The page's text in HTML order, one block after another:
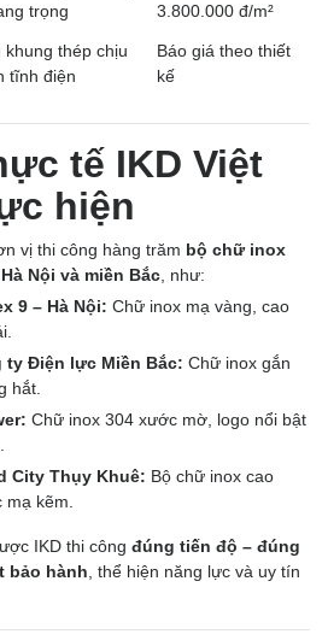
trọng
3.800.000 đ/m²
khung thép chịu
tĩnh điện
Báo giá theo thiết
kế
tế IKD Việt
hiện
vị thi công hàng trăm bộ chữ inox
Nội và miền Bắc , như:
9 – Hà Nội: Chữ inox mạ vàng, cao
ty Điện lực Miền Bắc: Chữ inox gắn
hắt.
Chữ inox 304 xước mờ, logo nổi bật
City Thụy Khuê: Bộ chữ inox cao
kẽm.
IKD thi công đúng tiến độ – đúng
bảo hành , thể hiện năng lực và uy tín